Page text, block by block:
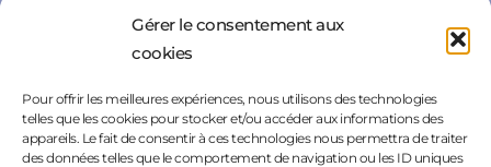
Gérer le consentement aux
cookies
Pour offrir les meilleures expériences, nous utilisons des technologies
telles que les cookies pour stocker et/ou accéder aux informations des
appareils. Le fait de consentir à ces technologies nous permettra de traiter
des données telles que le comportement de navigation ou les ID uniques
Professionnels
Nous rejoindre
Résiliation
Politique de confidentialité
Politique de cookies